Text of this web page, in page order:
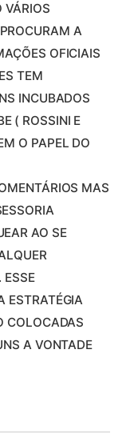
VÁRIOS
A
OFICIAIS
TEM
INCUBADOS
( ROSSINI E
O PAPEL DO
MAS
AO SE
ESSE
ESTRATÉGIA
COLOCADAS
A VONTADE